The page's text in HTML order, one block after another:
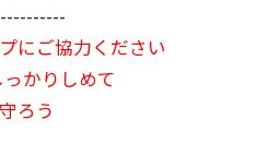
にご協力ください
かりしめて
ろう